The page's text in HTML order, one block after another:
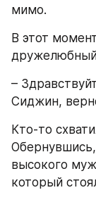
мимо.
В этот
дружелюбный
–
Сиджин,
Кто-то
высокого
который